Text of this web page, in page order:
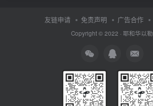
友链申请 免责声明 广告合作
Copyright © 2022 · 耶和华以勒